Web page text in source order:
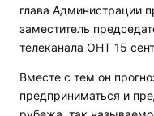
глава Администрации
заместитель
телеканала ОНТ 15
Вместе с тем он
предприниматься и